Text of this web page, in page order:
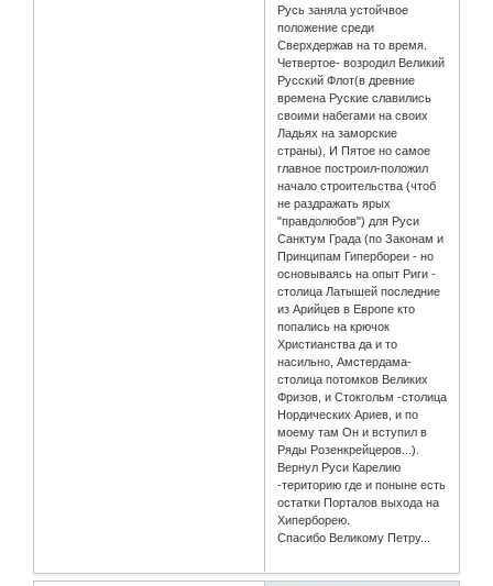
Русь заняла устойчвое
положение среди
Сверхдержав на то время.
Четвертое- возродил Великий
Русский Флот(в древние
времена Руские славились
своими набегами на своих
Ладьях на заморские
страны), И Пятое но самое
главное построил-положил
начало строительства (чтоб
не раздражать ярых
"правдолюбов") для Руси
Санктум Града (по Законам и
Принципам Гипербореи - но
основываясь на опыт Риги -
столица Латышей последние
из Арийцев в Европе кто
попались на крючок
Христианства да и то
насильно, Амстердама-
столица потомков Великих
Фризов, и Стокгольм -столица
Нордических Ариев, и по
моему там Он и вступил в
Ряды Розенкрейцеров...).
Вернул Руси Карелию
-територию где и поныне есть
остатки Порталов выхода на
Хиперборею.
Спасибо Великому Петру...